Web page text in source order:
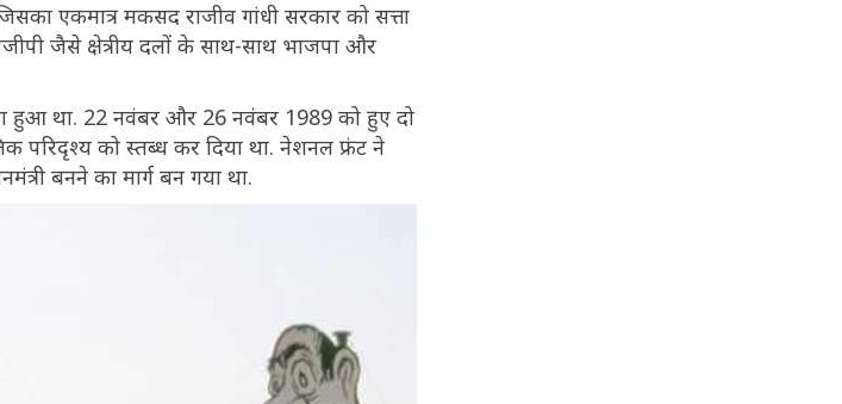
एकमात्र मकसद राजीव गांधी सरकार को सत्ता
जैसे क्षेत्रीय दलों के साथ-साथ भाजपा और
हुआ था. 22 नवंबर और 26 नवंबर 1989 को हुए दो
परिदृश्य को स्तब्ध कर दिया था. नेशनल फ्रंट ने
बनने का मार्ग बन गया था.